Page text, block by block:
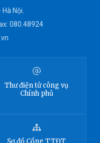
Nội.
080.48924
Thư điện tử công vụ
Chính phủ